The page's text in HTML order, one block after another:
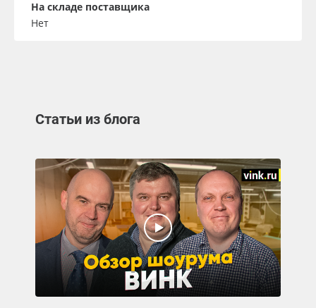
На складе поставщика
Нет
Статьи из блога